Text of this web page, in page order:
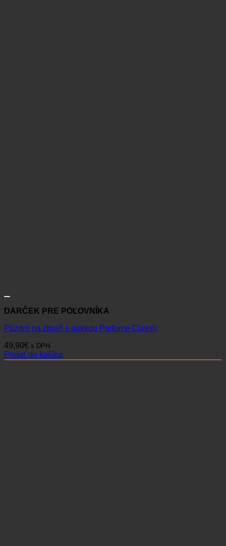
DARČEK PRE POĽOVNÍKA
Púzdro na zbraň s optikou Parforce Classic
49,90€ s DPH
Pridať do košíka